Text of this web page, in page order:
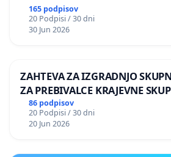
165 podpisov
20 Podpisi / 30 dni
30 Jun 2026
ZAHTEVA ZA IZGRADNJO
ZA PREBIVALCE KRAJEVNE
PRESTRANEK
86 podpisov
20 Podpisi / 30 dni
20 Jun 2026